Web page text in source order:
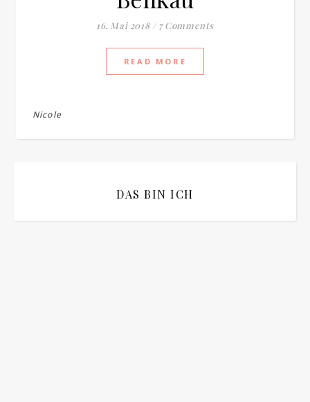
16. Mai 2018 / 7 Comments
READ MORE
Nicole
DAS BIN ICH